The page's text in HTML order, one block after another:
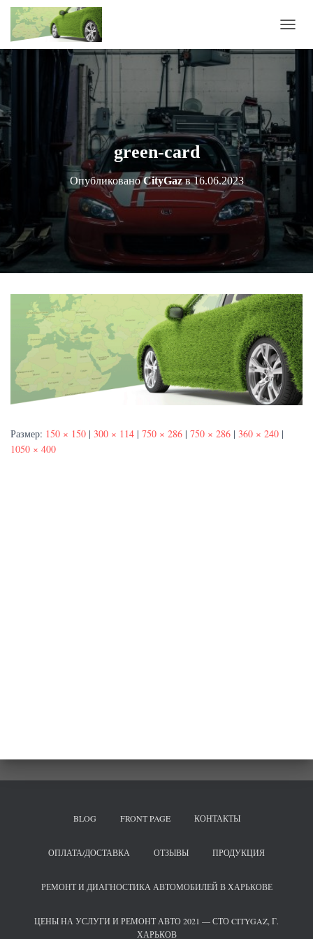
Е
Е
К
Л
Ч
И
Т
Ь
И
Г
И
green-card
ОпубликованоCityGazв16.06.2023
Размер: 150 × 150 | 300 × 114 | 750 × 286 | 750 × 286 | 360 × 240 |
1050 × 400
BLOG FRONT PAGE КОНТАКТЫ
ОПЛАТА/ДОСТАВКА ОТЗЫВЫ ПРОДУКЦИЯ
РЕМОНТ И ДИАГНОСТИКА АВТОМОБИЛЕЙ В ХАРЬКОВЕ
ЦЕНЫ НА УСЛУГИ И РЕМОНТ АВТО 2021 — СТО CITYGAZ, Г.
ХАРЬКОВ